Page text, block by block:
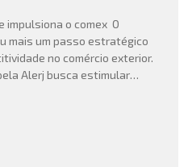
impulsiona o comex O
mais um passo estratégico
no comércio exterior.
Alerj busca estimular
importação e exportação,
[…]